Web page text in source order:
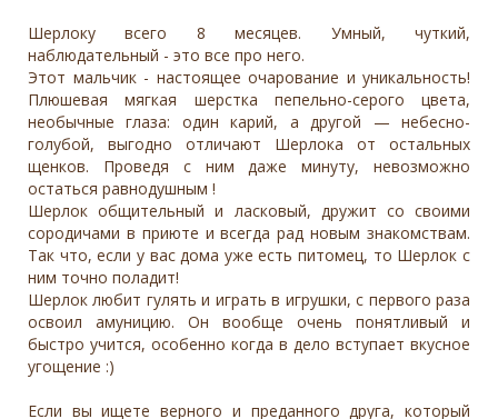
Шерлоку всего 8 месяцев. Умный, чуткий,
наблюдательный - это все про него.
Этот мальчик - настоящее очарование и уникальность!
Плюшевая мягкая шерстка пепельно-серого цвета,
необычные глаза: один карий, а другой — небесно-
голубой, выгодно отличают Шерлока от остальных
щенков. Проведя с ним даже минуту, невозможно
остаться равнодушным !
Шерлок общительный и ласковый, дружит со своими
сородичами в приюте и всегда рад новым знакомствам.
Так что, если у вас дома уже есть питомец, то Шерлок с
ним точно поладит!
Шерлок любит гулять и играть в игрушки, с первого раза
освоил амуницию. Он вообще очень понятливый и
быстро учится, особенно когда в дело вступает вкусное
угощение :)
Если вы ищете верного и преданного друга, который